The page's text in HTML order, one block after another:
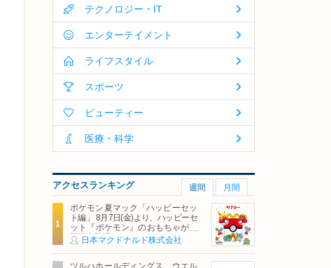
テクノロジー・IT
エンターテイメント
ライフスタイル
スポーツ
ビューティー
医療・科学
アクセスランキング 週間 月間
ポケモン夏マック「ハッピーセッ
ト編」 8月7日(金)より、ハッピーセ
ット『ポケモン』のおもちゃが期
間限定登場
日本マクドナルド株式会社